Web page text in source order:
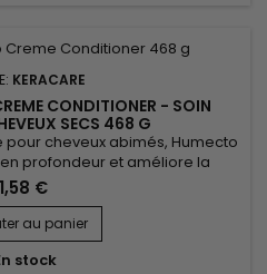
KERACARE
CONDITIONER - SOIN
SECS 468 G
cheveux abimés, Humecto
profondeur et améliore la
profondément dans la tige
la porosité de la surface des
douce. Humecto fortifie les
douceur, maniabilité et
Cette...
€
au panier
stock